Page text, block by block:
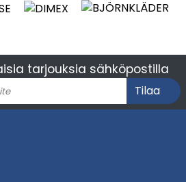
tarjouksia sähköpostilla
Tilaa